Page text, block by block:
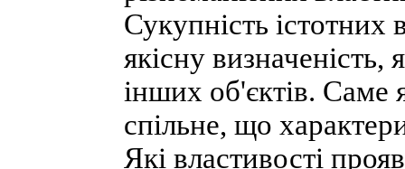
Сукупність істотних
якісну визначеність,
інших об'єктів. Саме
спільне, що
Які властивості